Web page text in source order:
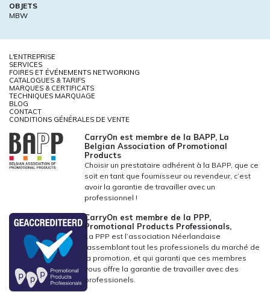
OBJETS
MBW
L'ENTREPRISE
SERVICES
FOIRES ET ÉVÉNEMENTS NETWORKING
CATALOGUES & TARIFS
MARQUES & CERTIFICATS
TECHNIQUES MARQUAGE
BLOG
CONTACT
CONDITIONS GÉNÉRALES DE VENTE
CarryOn est membre de la BAPP, La
Belgian Association of Promotional
Products
Choisir un prestataire adhérent à la BAPP, que ce
soit en tant que fournisseur ou revendeur, c’est
avoir la garantie de travailler avec un
professionnel !
CarryOn est membre de la PPP,
Promotional Products Professionals,
La PPP est l’association Néerlandaise
rassemblant tout les professionels du marché de
la promotion, et qui garanti que ces membres
vous offre la garantie de travailler avec des
professionels.